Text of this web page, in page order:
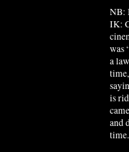
NB:
IK:
was
a
is
and